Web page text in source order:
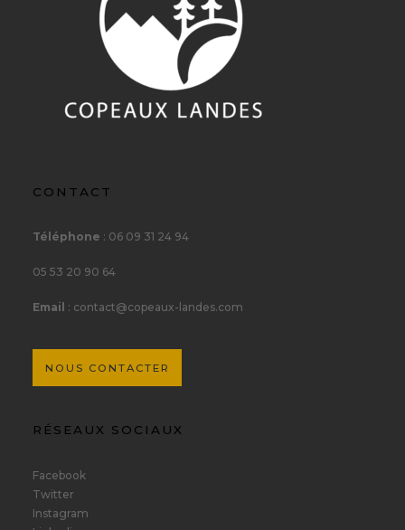
CONTACT
Téléphone : 06 09 31 24 94
05 53 20 90 64
Email : contact@copeaux-landes.com
NOUS CONTACTER
RÉSEAUX SOCIAUX
Facebook
Twitter
Instagram